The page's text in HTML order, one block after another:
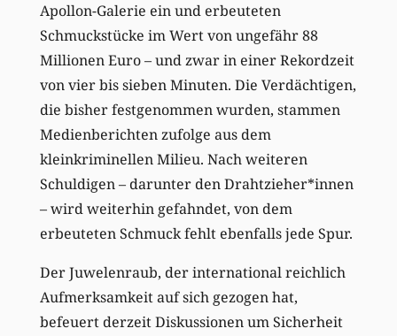
Apollon-Galerie ein und erbeuteten
Schmuckstücke im Wert von ungefähr 88
Millionen Euro – und zwar in einer Rekordzeit
von vier bis sieben Minuten. Die Verdächtigen,
die bisher festgenommen wurden, stammen
Medienberichten zufolge aus dem
kleinkriminellen Milieu. Nach weiteren
Schuldigen – darunter den Drahtzieher*innen
– wird weiterhin gefahndet, von dem
erbeuteten Schmuck fehlt ebenfalls jede Spur.
Der Juwelenraub, der international reichlich
Aufmerksamkeit auf sich gezogen hat,
befeuert derzeit Diskussionen um Sicherheit